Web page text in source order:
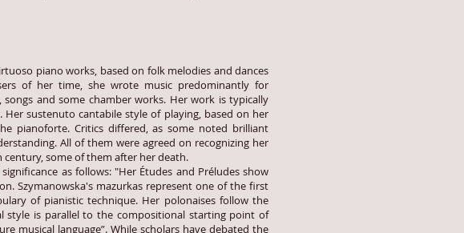
piano works, based on folk melodies and dances
of her time, she wrote music predominantly for
and some chamber works. Her work is typically
sustenuto cantabile style of playing, based on her
pianoforte. Critics differed, as some noted brilliant
All of them were agreed on recognizing her
some of them after her death.
as follows: "Her Études and Préludes show
Szymanowska's mazurkas represent one of the first
of pianistic technique. Her polonaises follow the
style is parallel to the compositional starting point of
musical language”. While scholars have debated the